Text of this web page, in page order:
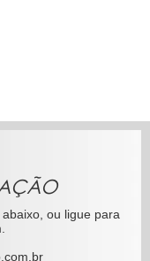
ou ligue para